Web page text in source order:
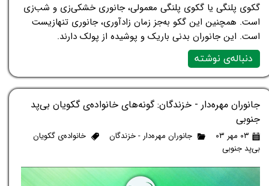
گکوی پلنگی یا گکوی پلنگی معمولی، جانوری خشکی‌زی و شب‌زی
است. همچنین این گکو به‌جز زمان زادآوری، جانوری تنهازیست
است. این جانوران بدنی باریک و پوشیده از پولک دارند.
دنباله‌ی نوشته
جانوران مهره‌دار - خزندگان: گونه‌های خانواده‌ی گکویان بی‌پد
جنوبی
۰۳ مهر ۰۳ جانوران مهره‌دار - خزندگان
خانواده‌ی گکویان
بی‌پد جنوبی